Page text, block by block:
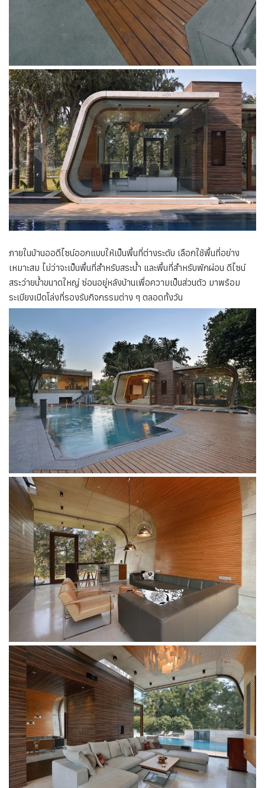
ภายในบ้านออดีไซน์ออกแบบให้เป็นพื้นที่ต่างระดับ เลือกใช้พื้นที่อย่าง
เหมาะสม ไม่ว่าจะเป็นพื้นที่สำหรับสระน้ำ และพื้นที่สำหรับพักผ่อน ดีไซน์
สระว่ายน้ำขนาดใหญ่ ซ่อนอยู่หลังบ้านเพื่อความเป็นส่วนตัว มาพร้อม
ระเบียงเปิดโล่งที่รองรับกิจกรรมต่าง ๆ ตลอดทั้งวัน